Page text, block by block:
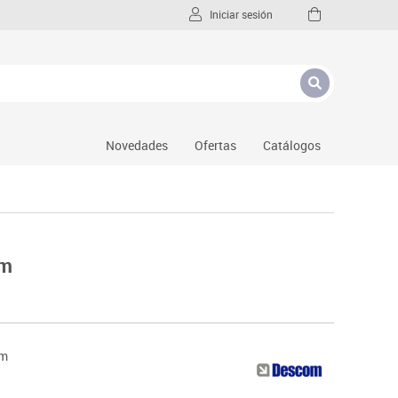
Iniciar sesión
Novedades Ofertas Catálogos